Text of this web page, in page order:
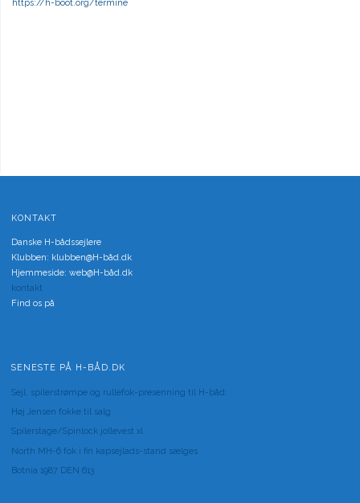
https://h-boot.org/termine
KONTAKT
Danske H-bådssejlere
Klubben: klubben@H-båd.dk
Hjemmeside: web@H-båd.dk
kontakt
Find os på
SENESTE PÅ H-BÅD.DK
Sejl, spilerstrømpe og rullefok-presenning til H-båd:
Høj Jensen fokke til salg
Spilerstage/Spinlock jollevest xl
North MH-6 fok i fin kapsejlads-stand sælges
Botnia 1987 DEN 613